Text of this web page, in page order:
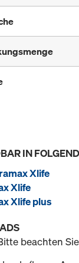
IN
Xlife
Xlife
Xlife plus
beachten